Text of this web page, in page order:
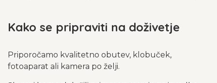
Kako se pripraviti na doživetje
Priporočamo kvalitetno obutev, klobuček,
fotoaparat ali kamera po želji.